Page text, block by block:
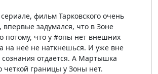
фильм Тарковского очень
впервые задумался, что в Зоне
потому, что у #опы нет внешних
на неё не наткнешься. И уже вне
отдается. А Мартышка
четкой границы у Зоны нет.